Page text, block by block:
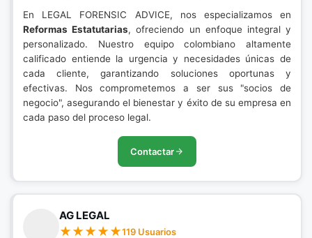
En LEGAL FORENSIC ADVICE, nos especializamos en
Reformas Estatutarias, ofreciendo un enfoque integral y
personalizado. Nuestro equipo colombiano altamente
calificado entiende la urgencia y necesidades únicas de
cada cliente, garantizando soluciones oportunas y
efectivas. Nos comprometemos a ser sus "socios de
negocio", asegurando el bienestar y éxito de su empresa en
cada paso del proceso legal.
Contactar
AG LEGAL
119 Usuarios